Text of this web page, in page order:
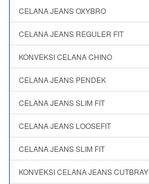
CELANA JEANS OXYBRO
CELANA JEANS REGULER FIT
KONVEKSI CELANA CHINO
CELANA JEANS PENDEK
CELANA JEANS SLIM FIT
CELANA JEANS LOOSEFIT
CELANA JEANS SLIM FIT
KONVEKSI CELANA JEANS CUTBRAY